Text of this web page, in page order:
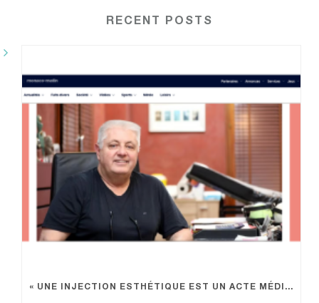
RECENT POSTS
« UNE INJECTION ESTHÉTIQUE EST UN ACTE MÉDICAL »